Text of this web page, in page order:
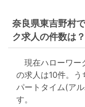
奈良県東吉野村
ク求人の件数は
現在ハローワー
の求人は10件。う
パートタイム(ア
す。